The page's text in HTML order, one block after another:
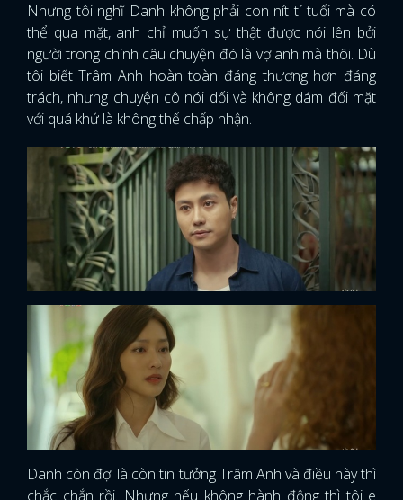
Nhưng tôi nghĩ Danh không phải con nít tí tuổi mà có
thể qua mặt, anh chỉ muốn sự thật được nói lên bởi
người trong chính câu chuyện đó là vợ anh mà thôi. Dù
tôi biết Trâm Anh hoàn toàn đáng thương hơn đáng
trách, nhưng chuyện cô nói dối và không dám đối mặt
với quá khứ là không thể chấp nhận.
Danh còn đợi là còn tin tưởng Trâm Anh và điều này thì
chắc chắn rồi. Nhưng nếu không hành động thì tôi e